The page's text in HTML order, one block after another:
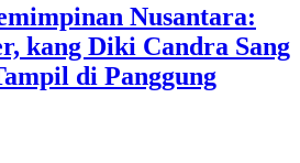
Nusantara:
kang Diki Candra Sang
di Panggung